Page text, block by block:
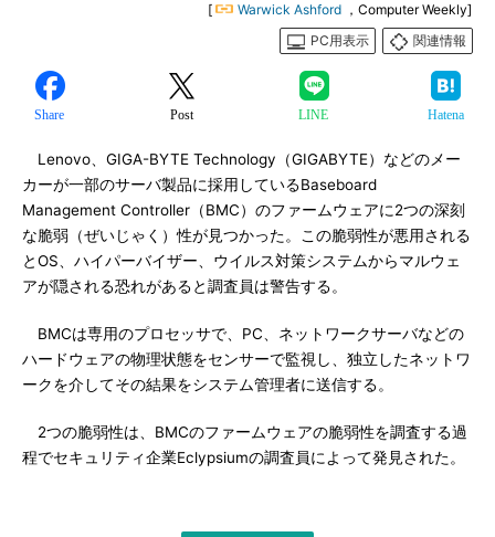
[ Warwick Ashford ，Computer Weekly]
PC用表示
関連情報
Share Post LINE Hatena
Lenovo、GIGA-BYTE Technology（GIGABYTE）などのメー
カーが一部のサーバ製品に採用しているBaseboard
Management Controller（BMC）のファームウェアに2つの深刻
な脆弱（ぜいじゃく）性が見つかった。この脆弱性が悪用される
とOS、ハイパーバイザー、ウイルス対策システムからマルウェ
アが隠される恐れがあると調査員は警告する。
BMCは専用のプロセッサで、PC、ネットワークサーバなどの
ハードウェアの物理状態をセンサーで監視し、独立したネットワ
ークを介してその結果をシステム管理者に送信する。
2つの脆弱性は、BMCのファームウェアの脆弱性を調査する過
程でセキュリティ企業Eclypsiumの調査員によって発見された。